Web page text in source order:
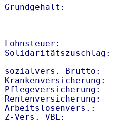
Lohnsteuer:
sozialvers. Brutto:
Pflegeversicherung:
Rentenversicherung:
Arbeitslosenvers.:
Z-Vers. VBL: